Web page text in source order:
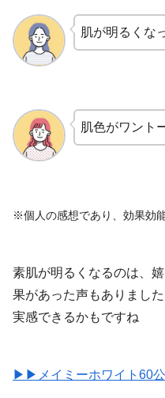
肌が明るくな
肌色がワント
※個人の感想であり、効果効
素肌が明るくなるのは、
果があった声もありまし
実感できるかもですね
▶︎▶︎メイミーホワイト60公